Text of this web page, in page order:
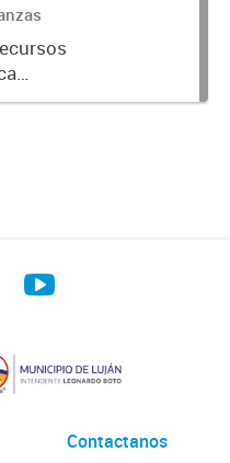
Contactanos